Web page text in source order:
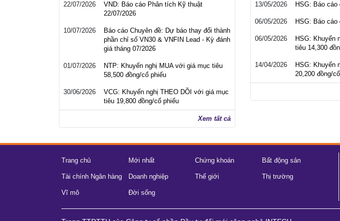
22/07/2026
VND: Báo cáo Phân tích Kỹ thuật
22/07/2026
10/07/2026
Báo cáo Chuyên đề: Dự báo thay đổi thành
phần chỉ số VN30 & VNFIN Lead - Kỳ đánh
giá tháng 07/2026
01/07/2026
NTP: Khuyến nghị MUA với giá mục tiêu
58,500 đồng/cổ phiếu
30/06/2026
VCG: Khuyến nghị THEO DÕI với giá mục
tiêu 19,800 đồng/cổ phiếu
Xem tất cả
13/05/2026 HSG: Báo cáo
06/05/2026 HSG: Báo cáo
06/05/2026
HSG: Khuyến
tiêu 14,300
14/04/2026
HSG: Khuyến
20,200 đồng/
Trang chủ Mới nhất Chứng khoán Bất động sản
Tài chính Ngân hàng Doanh nghiệp Thế giới Thị trường
Vĩ mô Đời sống